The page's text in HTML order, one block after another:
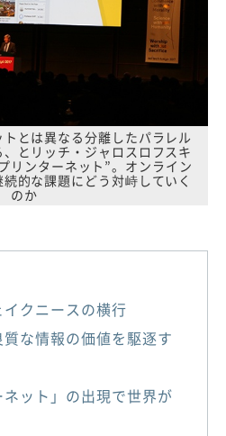
とは異なる分離したパラレル
とリッチ・ジャロスロフスキ
リンターネット”。オンライン
的な課題にどう対峙していく
のか
クニースの横行
な情報の価値を駆逐す
ネット」の出現で世界が